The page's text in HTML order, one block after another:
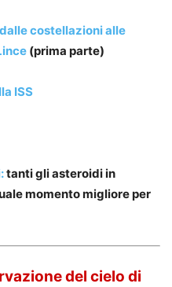
costellazioni alle
(prima parte)
ISS
tanti gli asteroidi in
momento migliore per
del cielo di